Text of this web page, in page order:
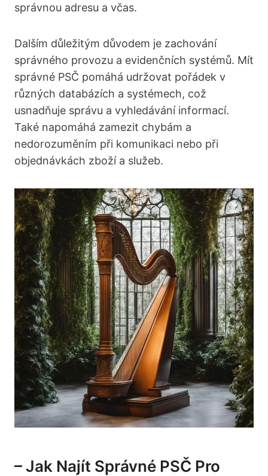
správnou ⁢adresu⁤ a ⁣včas.
Dalším důležitým důvodem je zachování
správného provozu a evidenčních systémů. ⁣Mít
správné PSČ pomáhá udržovat pořádek⁣ v
různých databázích a‍ systémech,⁢ což
usnadňuje správu a vyhledávání⁢ informací.
Také napomáhá zamezit chybám a
nedorozuměním při komunikaci nebo při
objednávkách zboží a ‌služeb.
– Jak Najít Správné⁣ PSČ Pro⁣